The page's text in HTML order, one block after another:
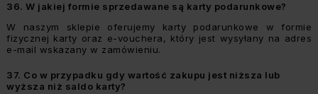
36. W jakiej formie sprzedawane są karty podarunkowe?
W naszym sklepie oferujemy karty podarunkowe w formie
fizycznej karty oraz e-vouchera, który jest wysyłany na adres
e-mail wskazany w zamówieniu.
37. Co w przypadku gdy wartość zakupu jest niższa lub
wyższa niż saldo karty?